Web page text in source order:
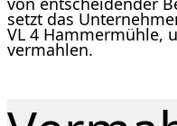
setzt das
VL 4 Hammermühle,
vermahlen.